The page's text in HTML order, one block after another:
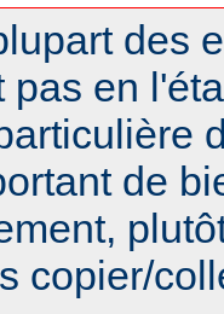
des
pas en
de
copier/